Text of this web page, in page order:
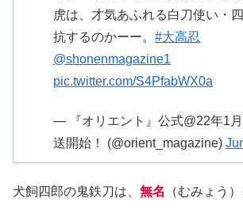
虎は、才気あふれる白刀使い・
抗するのかーー。 #大高忍
@shonenmagazine1
pic.twitter.com/S4PfabWX0a
— 『オリエント』公式@22年1
送開始！ (@orient_magazine)
犬飼四郎の鬼鉄刀は、 無名 （むみょう